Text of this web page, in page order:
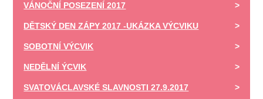
VÁNOČNÍ POSEZENÍ 2017
DĚTSKÝ DEN ZÁPY 2017 -UKÁZKA VÝCVIKU
SOBOTNÍ VÝCVIK
NEDĚLNÍ ÝCVIK
SVATOVÁCLAVSKÉ SLAVNOSTI 27.9.2017